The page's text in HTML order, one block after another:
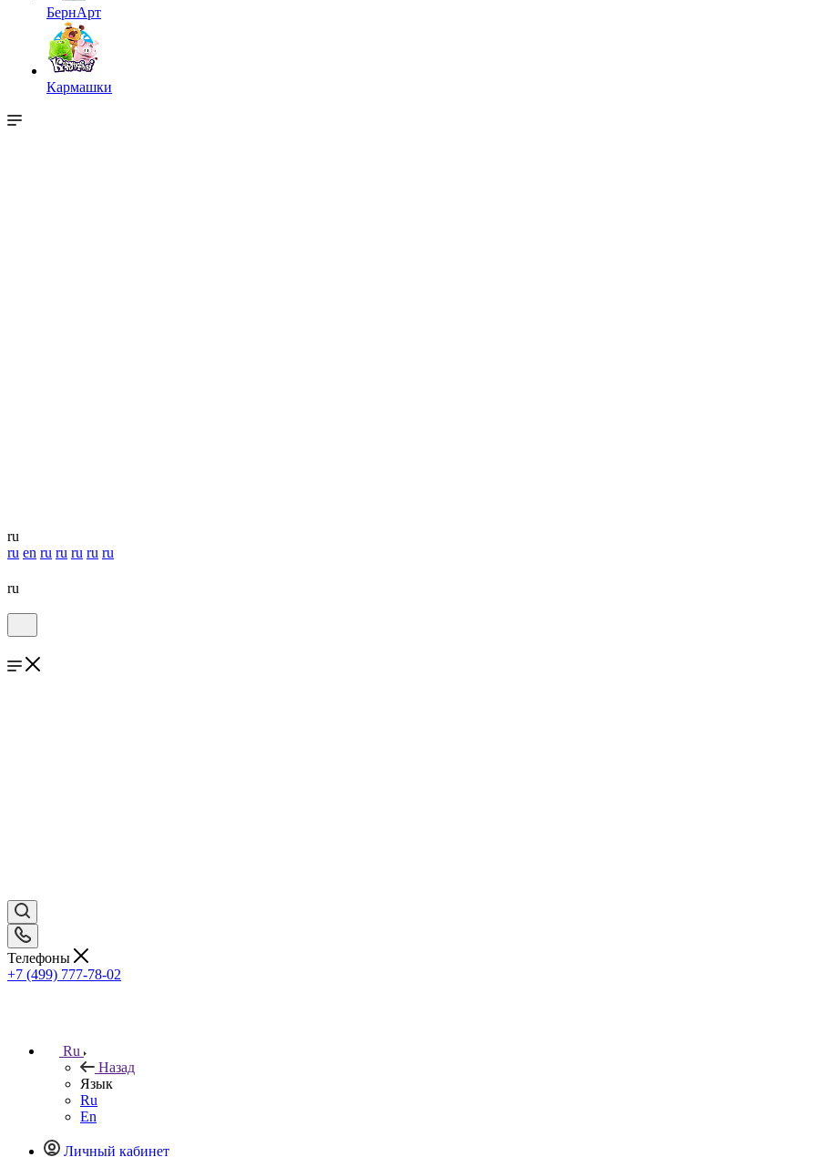
БернАрт
Кармашки
ru
ru en ru ru ru ru ru
ru
Телефоны
+7 (499) 777-78-02
Ru
Назад
Язык
Ru
En
Личный кабинет